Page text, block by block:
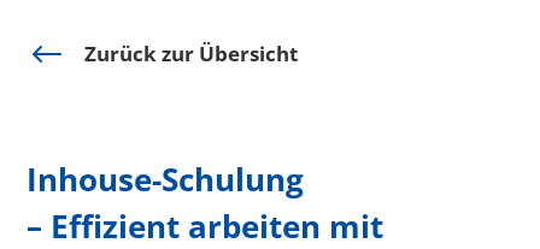
# Zurück zur Übersicht
Inhouse-Schulung
– Effizient arbeiten mit